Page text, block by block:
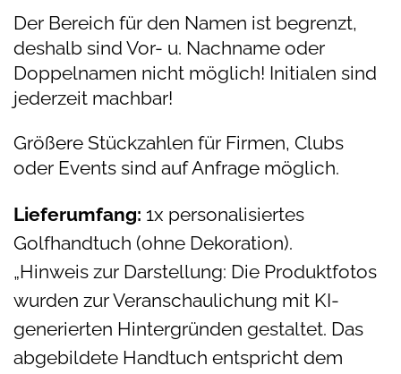
Der Bereich für den Namen ist begrenzt,
deshalb sind Vor- u. Nachname oder
Doppelnamen nicht möglich! Initialen sind
jederzeit machbar!
Größere Stückzahlen für Firmen, Clubs
oder Events sind auf Anfrage möglich.
Lieferumfang: 1x personalisiertes
Golfhandtuch (ohne Dekoration).
„Hinweis zur Darstellung: Die Produktfotos
wurden zur Veranschaulichung mit KI-
generierten Hintergründen gestaltet. Das
abgebildete Handtuch entspricht dem